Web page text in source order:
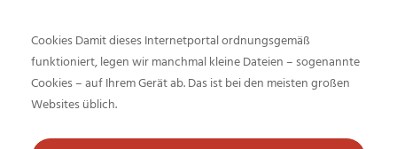
Inside-Network.net
Cookies Damit dieses Internetportal ordnungsgemäß
funktioniert, legen wir manchmal kleine Dateien – sogenannte
Cookies – auf Ihrem Gerät ab. Das ist bei den meisten großen
Websites üblich.